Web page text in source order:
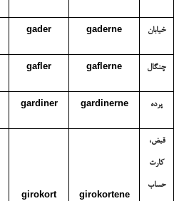
gader gaderne خیابان
gafler gaflerne چنگال
gardiner gardinerne پرده
girokort girokortene
قبض،
کارت
حساب